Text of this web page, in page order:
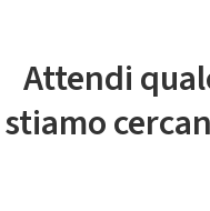
Attendi
stiamo